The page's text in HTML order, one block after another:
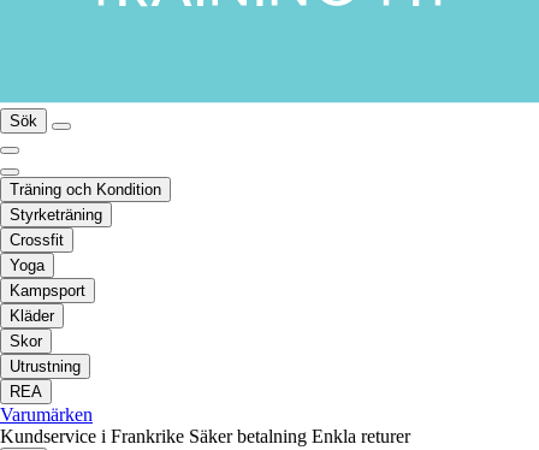
Sök
Träning och Kondition
Styrketräning
Crossfit
Yoga
Kampsport
Kläder
Skor
Utrustning
REA
Varumärken
Kundservice i Frankrike Säker betalning Enkla returer